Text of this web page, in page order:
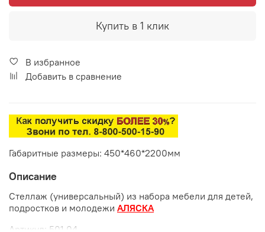
Купить в 1 клик
В избранное
Добавить в сравнение
Габаритные размеры: 450*460*2200мм
Описание
Стеллаж (универсальный) из набора мебели для детей,
подростков и молодежи АЛЯСКА
Артикул: 501.04